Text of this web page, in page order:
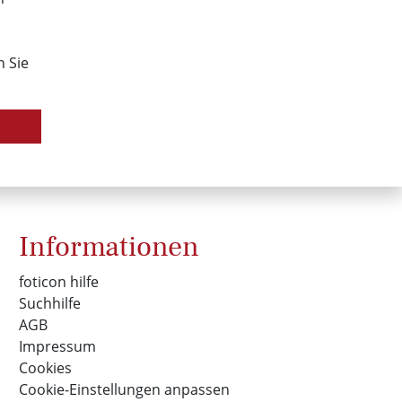
Sie
Informationen
foticon hilfe
Suchhilfe
AGB
Impressum
Cookies
Cookie-Einstellungen anpassen